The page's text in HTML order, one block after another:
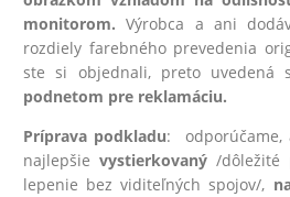
monitorom.Výrobca a ani
rozdiely farebného prevedenia
ste si objednali, preto uvedená
podnetom pre reklamáciu.
Príprava podkladu: odporúčame,
najlepšievystierkovaný /dôležité
lepenie bez viditeľných spojov/,